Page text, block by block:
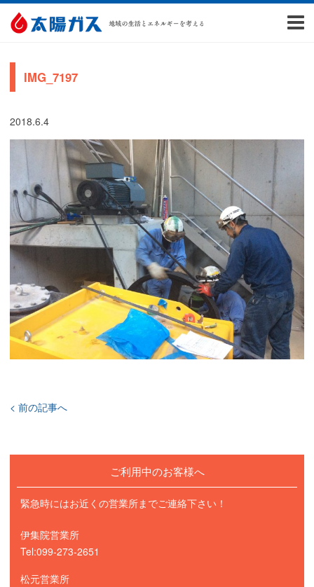
IMG_7197
2018.6.4
< 前の記事へ
ご利用中のお客様へ
緊急時にはお近くの営業所までご連絡下さい！
伊集院営業所
Tel:099-273-2651
松元営業所